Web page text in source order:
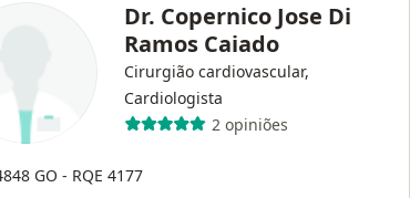
Dr. Copernico Jose Di
Ramos Caiado
Cirurgião cardiovascular,
Cardiologista
2 opiniões
GO - RQE 4177